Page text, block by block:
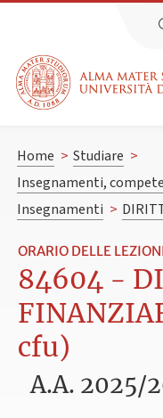
Home > Studiare >
Insegnamenti,
Insegnamenti >
ORARIO DELLE
84604 -
cfu)
A.A. 2025/